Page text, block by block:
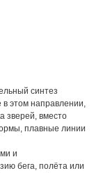
синтез
этом направлении,
зверей, вместо
плавные линии
и
бега, полёта или